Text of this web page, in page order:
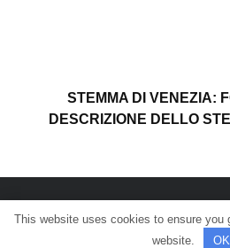
STEMMA DI VENEZIA:
DESCRIZIONE DELLO
© Tutti i diritti
This website uses cookies to ensure you
website.
OK